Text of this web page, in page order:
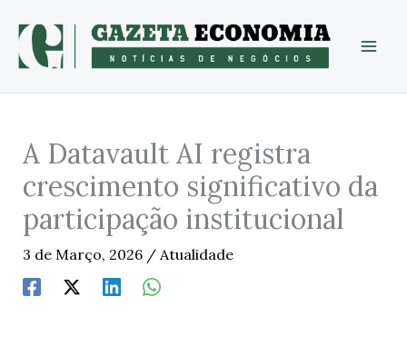
content
A Datavault AI registra
crescimento significativo da
participação institucional
3 de Março, 2026 / Atualidade